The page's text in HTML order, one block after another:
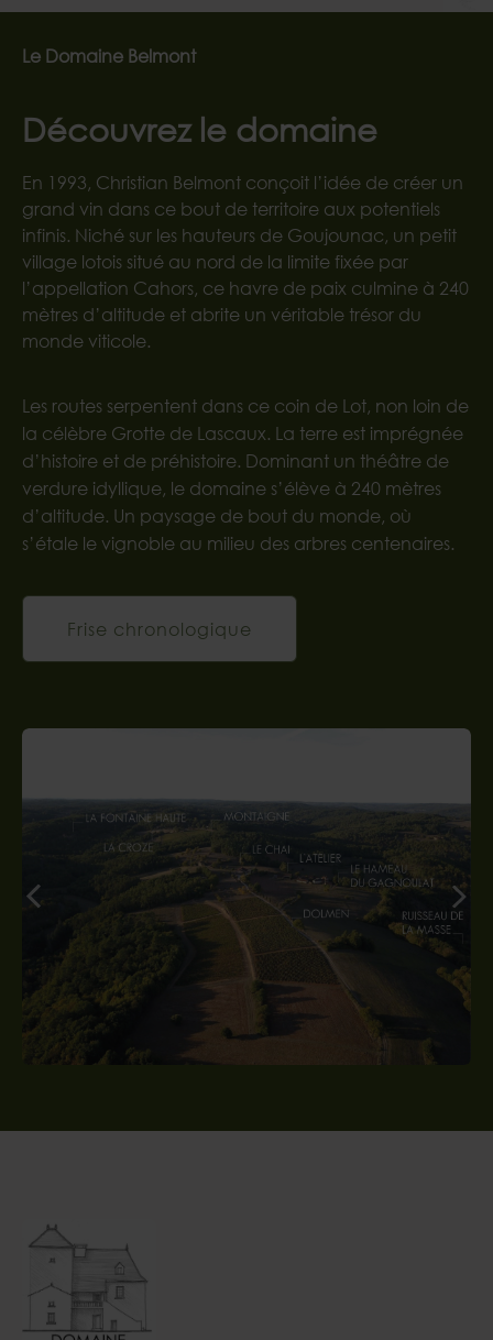
Le Domaine Belmont
Découvrez le domaine
En 1993, Christian Belmont conçoit l’idée de créer un
grand vin dans ce bout de territoire aux potentiels
infinis. Niché sur les hauteurs de Goujounac, un petit
village lotois situé au nord de la limite fixée par
l’appellation Cahors, ce havre de paix culmine à 240
mètres d’altitude et abrite un véritable trésor du
monde viticole.
Les routes serpentent dans ce coin de Lot, non loin de
la célèbre Grotte de Lascaux. La terre est imprégnée
d’histoire et de préhistoire. Dominant un théâtre de
verdure idyllique, le domaine s’élève à 240 mètres
d’altitude. Un paysage de bout du monde, où
s’étale le vignoble au milieu des arbres centenaires.
Frise chronologique